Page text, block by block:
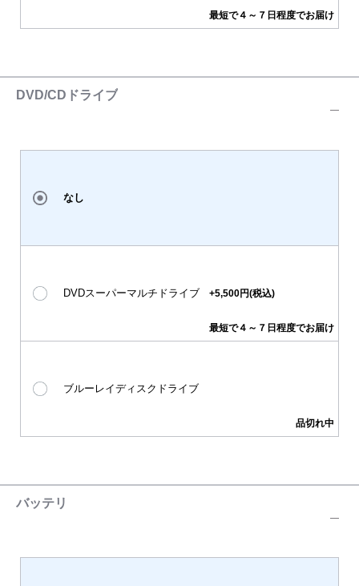
最短で４～７日程度でお届け
DVD/CDドライブ
なし
最短で４～７日程度でお届け
DVDスーパーマルチドライブ +5,500円(税込)
品切れ中
ブルーレイディスクドライブ
バッテリ